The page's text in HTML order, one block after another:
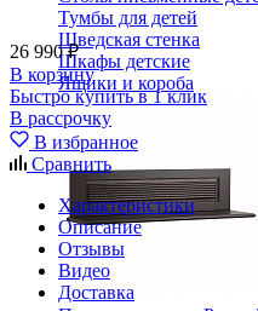
Тумбы для детей
Шведская стенка
Шкафы детские
Ящики и короба
26 990 ₽
В корзину
Быстро купить в 1 клик
В рассрочку
В избранное
Сравнить
Характеристики
Описание
Отзывы
Видео
Доставка